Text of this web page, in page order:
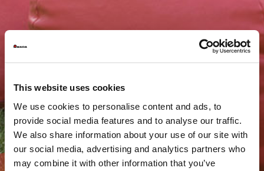
This website uses cookies
We use cookies to personalise content and ads, to
provide social media features and to analyse our traffic.
We also share information about your use of our site with
our social media, advertising and analytics partners who
may combine it with other information that you’ve